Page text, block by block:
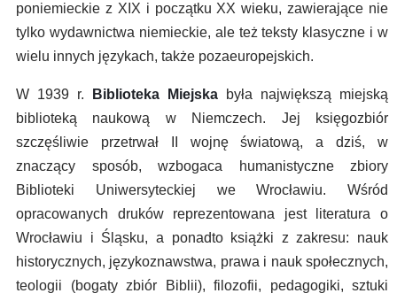
poniemieckie z XIX i początku XX wieku, zawierające nie
tylko wydawnictwa niemieckie, ale też teksty klasyczne i w
wielu innych językach, także pozaeuropejskich.
W 1939 r. Biblioteka Miejska była największą miejską
biblioteką naukową w Niemczech. Jej księgozbiór
szczęśliwie przetrwał II wojnę światową, a dziś, w
znaczący sposób, wzbogaca humanistyczne zbiory
Biblioteki Uniwersyteckiej we Wrocławiu. Wśród
opracowanych druków reprezentowana jest literatura o
Wrocławiu i Śląsku, a ponadto książki z zakresu: nauk
historycznych, językoznawstwa, prawa i nauk społecznych,
teologii (bogaty zbiór Biblii), filozofii, pedagogiki, sztuki